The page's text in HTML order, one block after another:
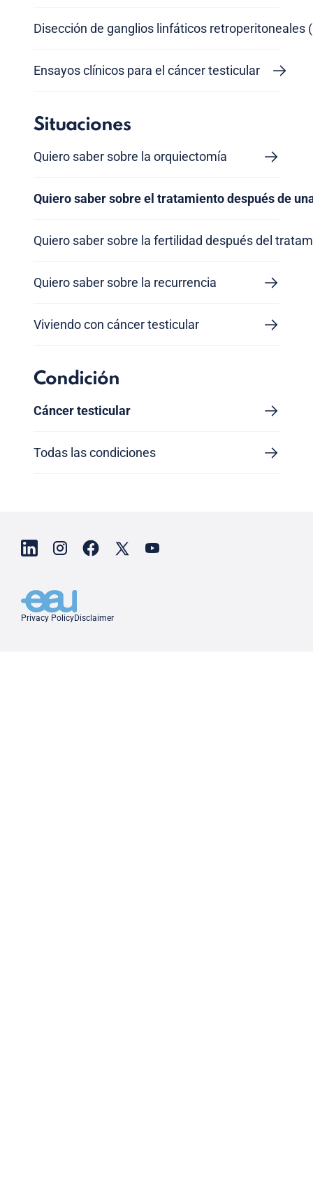
Disección de ganglios linfáticos retroperitoneales
Ensayos clínicos para el cáncer testicular
Situaciones
Quiero saber sobre la orquiectomía
Quiero saber sobre el tratamiento después de
Quiero saber sobre la fertilidad después del
Quiero saber sobre la recurrencia
Viviendo con cáncer testicular
Condición
Cáncer testicular
Todas las condiciones
Privacy PolicyDisclaimer